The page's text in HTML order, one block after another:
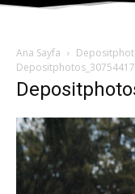
Ana Sayfa